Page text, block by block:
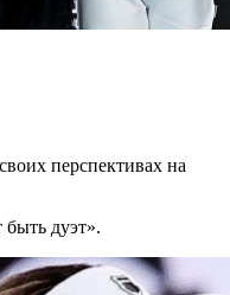
перспективах на
дуэт».